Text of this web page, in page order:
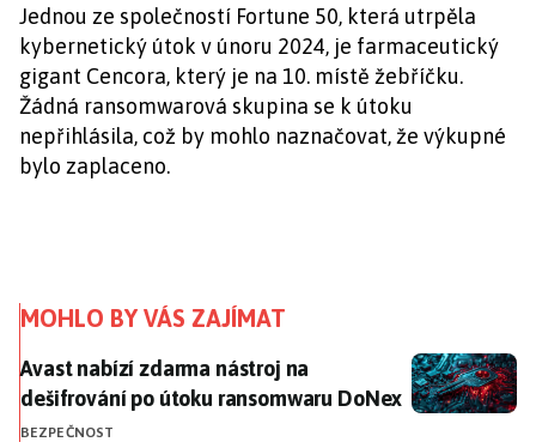
Jednou ze společností Fortune 50, která utrpěla
kybernetický útok v únoru 2024, je farmaceutický
gigant Cencora, který je na 10. místě žebříčku.
Žádná ransomwarová skupina se k útoku
nepřihlásila, což by mohlo naznačovat, že výkupné
bylo zaplaceno.
MOHLO BY VÁS ZAJÍMAT
Avast nabízí zdarma nástroj na dešifrování po útoku
Avast nabízí zdarma nástroj na
dešifrování po útoku ransomwaru DoNex
BEZPEČNOST